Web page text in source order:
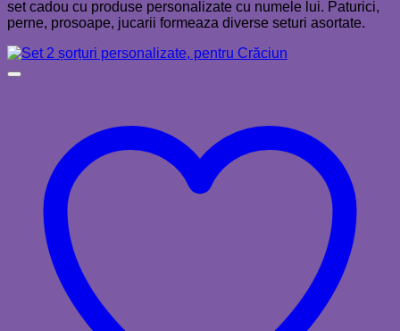
set cadou cu produse personalizate cu numele lui. Paturici,
perne, prosoape, jucarii formeaza diverse seturi asortate.